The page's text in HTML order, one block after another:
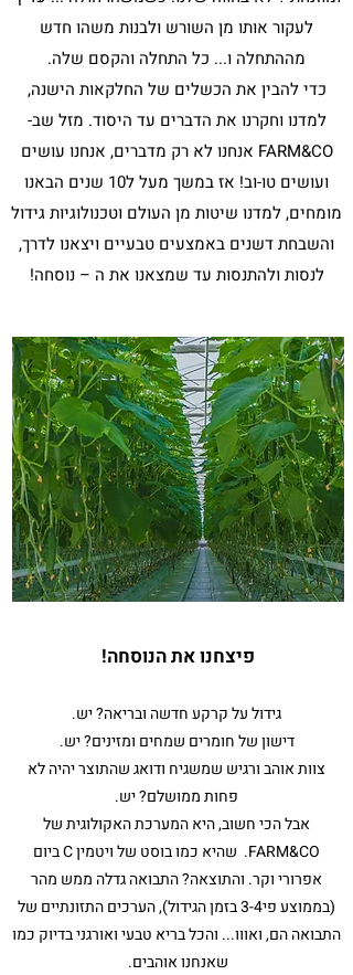
לעקור אותו מן השורש ולבנות משהו חדש
מההתחלה ו... כל התחלה והקסם שלה.
כדי להבין את הכשלים של החלקאות הישנה,
למדנו וחקרנו את הדברים עד היסוד. מזל שב-
FARM&CO אנחנו לא רק מדברים, אנחנו עושים
ועושים טו-וב! אז במשך מעל ל10 שנים הבאנו
מומחים, למדנו שיטות מן העולם וטכנולוגיות גידול
והשבחת דשנים באמצעים טבעיים ויצאנו לדרך,
לנסות ולהתנסות עד שמצאנו את ה – נוסחה!
פיצחנו את הנוסחה!
גידול על קרקע חדשה ובריאה? יש.
דישון של חומרים שמחים ומזינים? יש.
צוות אוהב ורגיש שמשגיח ודואג שהתוצר יהיה לא
פחות ממושלם? יש.
אבל הכי חשוב, היא המערכת האקולוגית של
FARM&CO. שהיא כמו בוסט של ויטמין C ביום
אפרורי וקר. והתוצאה? התבואה גדלה ממש מהר
(בממוצע פי3-4 בזמן הגידול), הערכים התזונתיים של
התבואה הם, ואווו... והכל בריא טבעי ואורגני בדיוק כמו
שאנחנו אוהבים.